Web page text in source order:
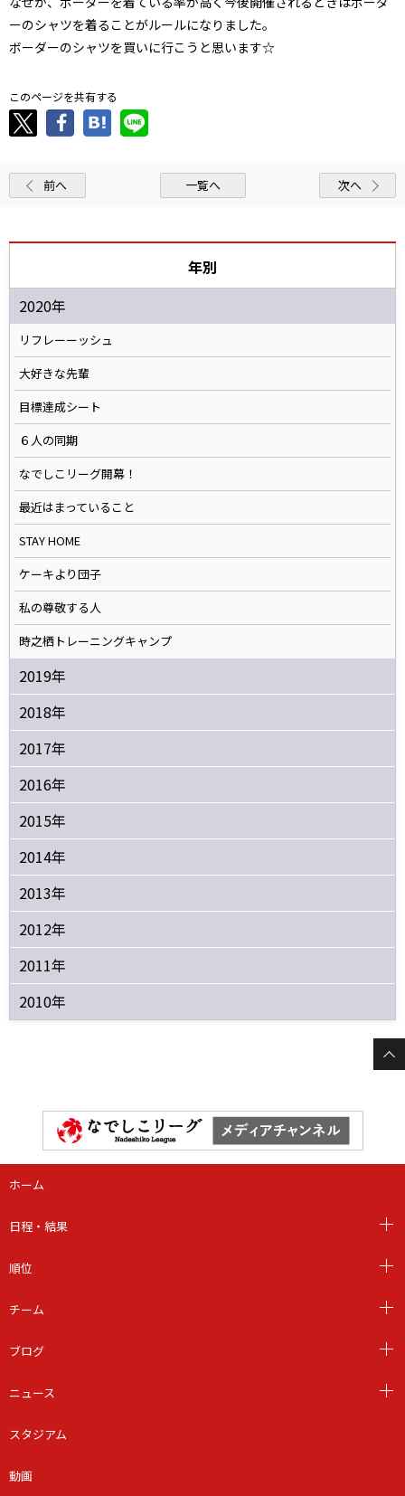
ーのシャツを着ることがルールになりました。
ボーダーのシャツを買いに行こうと思います☆
このページを共有する
前へ 一覧へ 次へ
年別
2020年
リフレーーッシュ
大好きな先輩
目標達成シート
６人の同期
なでしこリーグ開幕！
最近はまっていること
STAY HOME
ケーキより団子
私の尊敬する人
時之栖トレーニングキャンプ
2019年
2018年
2017年
2016年
2015年
2014年
2013年
2012年
2011年
2010年
ホーム
日程・結果
順位
チーム
ブログ
ニュース
スタジアム
動画